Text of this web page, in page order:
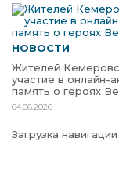
НОВОСТИ
Жителей
участие в онлайн-
память о героях
04.06.2026
Загрузка навигации